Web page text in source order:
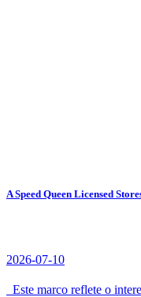
A Speed Queen Licensed
2026-07-10
Este marco reflete o